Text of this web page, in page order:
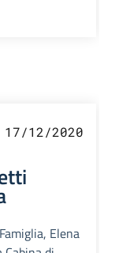
17/12/2020
Elena